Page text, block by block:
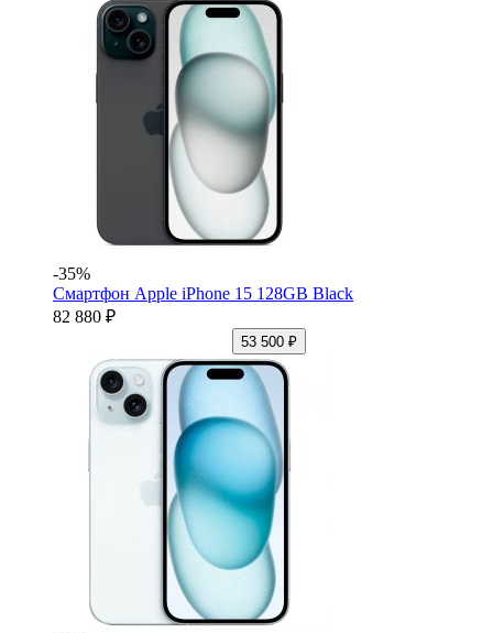
-35%
Смартфон Apple iPhone 15 128GB Black
82 880 ₽
53 500 ₽